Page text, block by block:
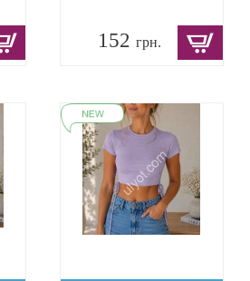
152грн.